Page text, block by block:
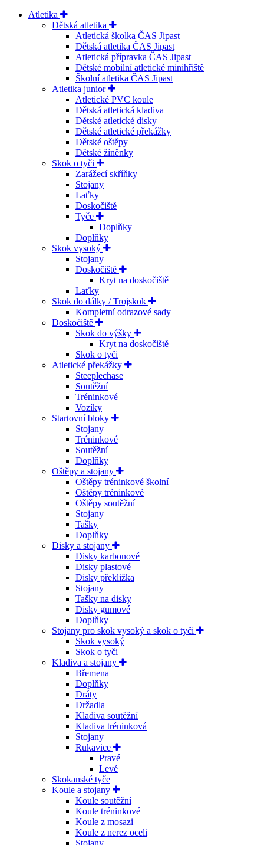
Atletika
Dětská atletika
Atletická školka ČAS Jipast
Dětská atletika ČAS Jipast
Atletická přípravka ČAS Jipast
Dětské mobilní atletické minihřiště
Školní atletika ČAS Jipast
Atletika junior
Atletické PVC koule
Dětská atletická kladiva
Dětské atletické disky
Dětské atletické překážky
Dětské oštěpy
Dětské žíněnky
Skok o tyči
Zarážecí skříňky
Stojany
Laťky
Doskočiště
Tyče
Doplňky
Doplňky
Skok vysoký
Stojany
Doskočiště
Kryt na doskočiště
Laťky
Skok do dálky / Trojskok
Kompletní odrazové sady
Doskočiště
Skok do výšky
Kryt na doskočiště
Skok o tyči
Atletické překážky
Steeplechase
Soutěžní
Tréninkové
Vozíky
Startovní bloky
Stojany
Tréninkové
Soutěžní
Doplňky
Oštěpy a stojany
Oštěpy tréninkové školní
Oštěpy tréninkové
Oštěpy soutěžní
Stojany
Tašky
Doplňky
Disky a stojany
Disky karbonové
Disky plastové
Disky překližka
Stojany
Tašky na disky
Disky gumové
Doplňky
Stojany pro skok vysoký a skok o tyči
Skok vysoký
Skok o tyči
Kladiva a stojany
Břemena
Doplňky
Dráty
Držadla
Kladiva soutěžní
Kladiva tréninková
Stojany
Rukavice
Pravé
Levé
Skokanské tyče
Koule a stojany
Koule soutěžní
Koule tréninkové
Koule z mosazi
Koule z nerez oceli
Stojany